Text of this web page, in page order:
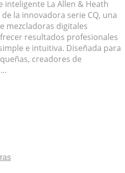
La Allen & Heath
la innovadora serie CQ, una
mezcladoras digitales
resultados profesionales
e intuitiva. Diseñada para
creadores de